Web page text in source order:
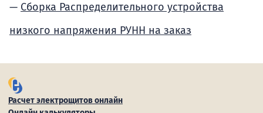
Сборка Распределительного устройства
низкого напряжения РУНН на заказ
Расчет электрощитов онлайн